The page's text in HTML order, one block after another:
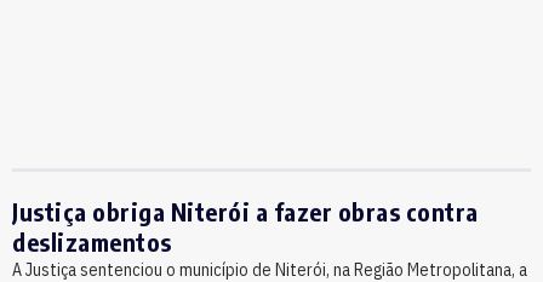
Justiça obriga Niterói a fazer obras contra
deslizamentos
A Justiça sentenciou o município de Niterói, na Região Metropolitana, a